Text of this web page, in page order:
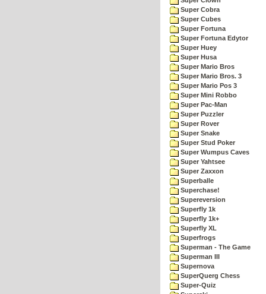
Super Cobra
Super Cubes
Super Fortuna
Super Fortuna Edytor
Super Huey
Super Husa
Super Mario Bros
Super Mario Bros. 3
Super Mario Pos 3
Super Mini Robbo
Super Pac-Man
Super Puzzler
Super Rover
Super Snake
Super Stud Poker
Super Wumpus Caves
Super Yahtsee
Super Zaxxon
Superballe
Superchase!
Supereversion
Superfly 1k
Superfly 1k+
Superfly XL
Superfrogs
Superman - The Game
Superman III
Supernova
SuperQuerg Chess
Super-Quiz